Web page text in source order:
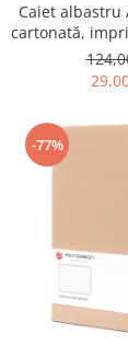
Caiet albastru
cartonată,
închidere
PTR-PTN
-77%